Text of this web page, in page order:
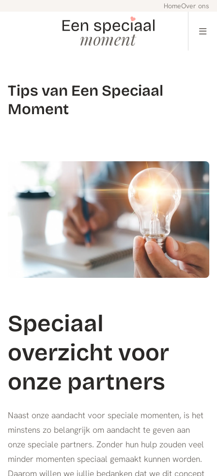
HomeOver ons
Tips van Een Speciaal
Moment
Speciaal
overzicht voor
onze partners
Naast onze aandacht voor speciale momenten, is het
minstens zo belangrijk om aandacht te geven aan
onze speciale partners. Zonder hun hulp zouden veel
minder momenten speciaal gemaakt kunnen worden.
Daarom willen we jullie bedanken dat we dit concept